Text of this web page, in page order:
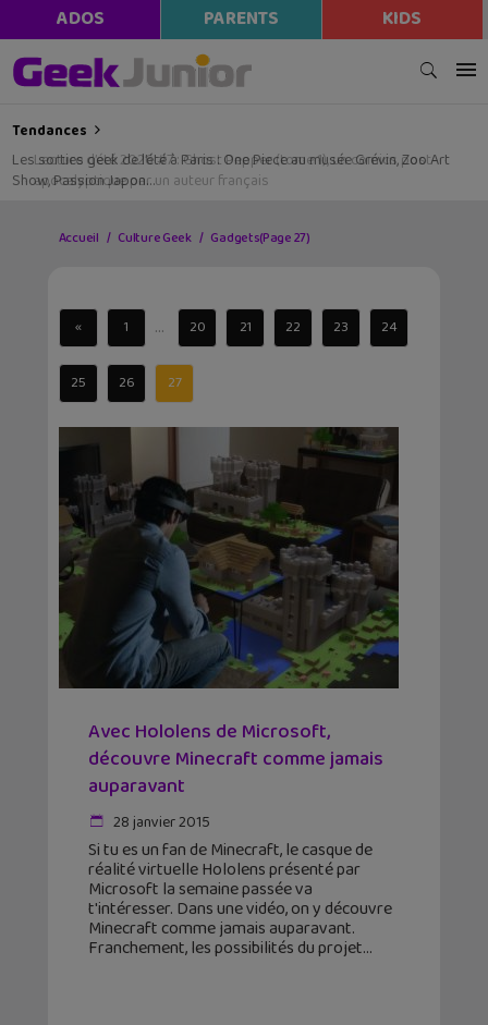
ADOS PARENTS KIDS
Tendances
Les sorties geek de l’été à Paris : One Piece au musée Grévin, Zoo Art
Show, Passion Japon…
Accueil Culture Geek Gadgets(Page 27)
« 1 ... 20 21 22 23 24
25 26 27
Avec Hololens de Microsoft,
découvre Minecraft comme jamais
auparavant
28 janvier 2015
Si tu es un fan de Minecraft, le casque de
réalité virtuelle Hololens présenté par
Microsoft la semaine passée va
t'intéresser. Dans une vidéo, on y découvre
Minecraft comme jamais auparavant.
Franchement, les possibilités du projet